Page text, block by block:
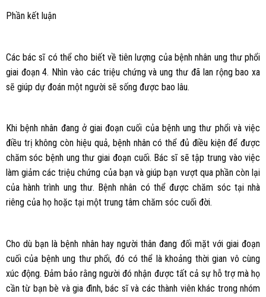
Phần kết luận
Các bác sĩ có thể cho biết về tiên lượng của bệnh nhân ung thư phổi
giai đoạn 4. Nhìn vào các triệu chứng và ung thư đã lan rộng bao xa
sẽ giúp dự đoán một người sẽ sống được bao lâu.
Khi bệnh nhân đang ở giai đoạn cuối của bệnh ung thư phổi và việc
điều trị không còn hiệu quả, bệnh nhân có thể đủ điều kiện để được
chăm sóc bệnh ung thư giai đoạn cuối. Bác sĩ sẽ tập trung vào việc
làm giảm các triệu chứng của bạn và giúp bạn vượt qua phần còn lại
của hành trình ung thư. Bệnh nhân có thể được chăm sóc tại nhà
riêng của họ hoặc tại một trung tâm chăm sóc cuối đời.
Cho dù bạn là bệnh nhân hay người thân đang đối mặt với giai đoạn
cuối của bệnh ung thư phổi, đó có thể là khoảng thời gian vô cùng
xúc động. Đảm bảo rằng người đó nhận được tất cả sự hỗ trợ mà họ
cần từ bạn bè và gia đình, bác sĩ và các thành viên khác trong nhóm